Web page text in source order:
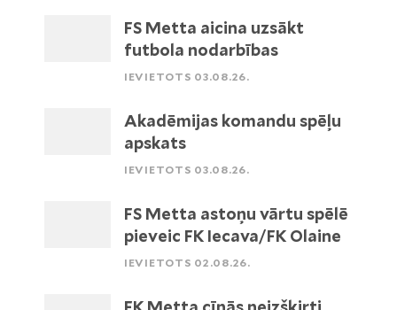
FS Metta aicina uzsākt
futbola nodarbības
IEVIETOTS 03.08.26.
Akadēmijas komandu spēļu
apskats
IEVIETOTS 03.08.26.
FS Metta astoņu vārtu spēlē
pieveic FK Iecava/FK Olaine
IEVIETOTS 02.08.26.